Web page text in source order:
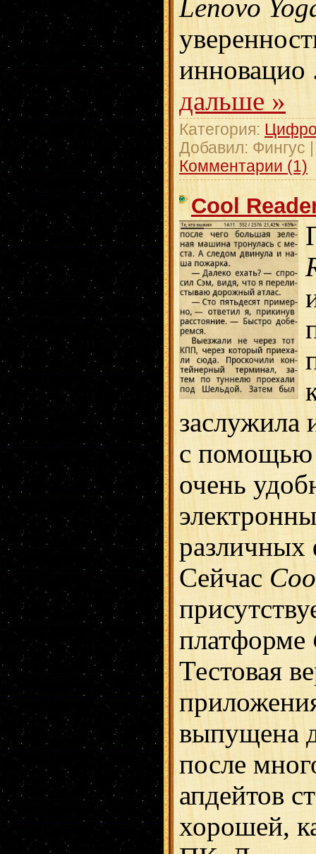
Lenovo
инновацио
дальше »
Категория:
Добавил: Фингус
Комментарии (1)
Cool
с помощью
очень
различных
Сейчас
платформе
Тестовая
выпущена
после
апдейтов
хорошей,